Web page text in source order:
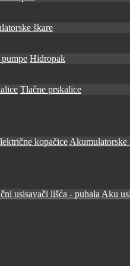
škare
Hidropak
Tlačne prskalice
kopačice Akumulatorske
usisavači lišća - puhala Aku